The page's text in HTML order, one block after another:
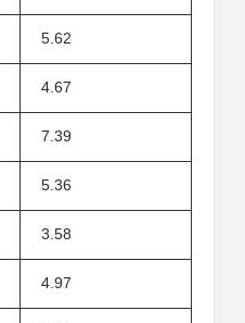
5.62
4.67
7.39
5.36
3.58
4.97